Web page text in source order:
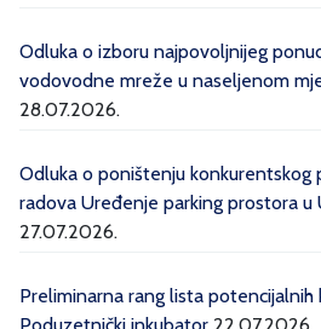
Odluka o izboru najpovoljnijeg
vodovodne mreže u naseljenom
28.07.2026.
Odluka o poništenju konkurentskog
radova Uređenje parking prostora u
27.07.2026.
Preliminarna rang lista potencijalnih